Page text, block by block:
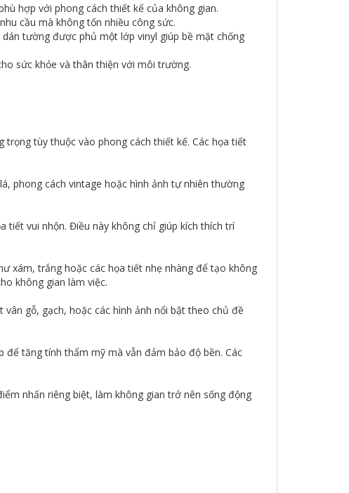
hợp với phong cách thiết kế của không gian.
cầu mà không tốn nhiều công sức.
tường được phủ một lớp vinyl giúp bề mặt chống
sức khỏe và thân thiện với môi trường.
tùy thuộc vào phong cách thiết kế. Các họa tiết
phong cách vintage hoặc hình ảnh tự nhiên thường
tiết vui nhộn. Điều này không chỉ giúp kích thích trí
xám, trắng hoặc các họa tiết nhẹ nhàng để tạo không
không gian làm việc.
gỗ, gạch, hoặc các hình ảnh nổi bật theo chủ đề
để tăng tính thẩm mỹ mà vẫn đảm bảo độ bền. Các
nhấn riêng biệt, làm không gian trở nên sống động